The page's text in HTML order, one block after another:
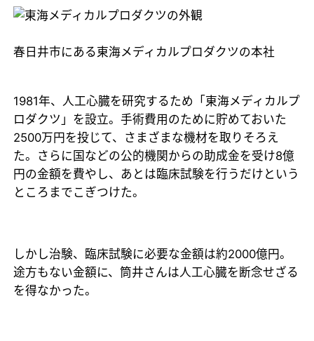
春日井市にある東海メディカルプロダクツの本社
1981年、人工心臓を研究するため「東海メディカルプ
ロダクツ」を設立。手術費用のために貯めておいた
2500万円を投じて、さまざまな機材を取りそろえ
た。さらに国などの公的機関からの助成金を受け8億
円の金額を費やし、あとは臨床試験を行うだけという
ところまでこぎつけた。
しかし治験、臨床試験に必要な金額は約2000億円。
途方もない金額に、筒井さんは人工心臓を断念せざる
を得なかった。